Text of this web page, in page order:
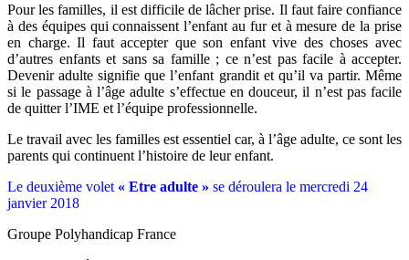
Pour les familles, il est difficile de lâcher prise. Il faut faire confiance
à des équipes qui connaissent l’enfant au fur et à mesure de la prise
en charge. Il faut accepter que son enfant vive des choses avec
d’autres enfants et sans sa famille ; ce n’est pas facile à accepter.
Devenir adulte signifie que l’enfant grandit et qu’il va partir. Même
si le passage à l’âge adulte s’effectue en douceur, il n’est pas facile
de quitter l’IME et l’équipe professionnelle.
Le travail avec les familles est essentiel car, à l’âge adulte, ce sont les
parents qui continuent l’histoire de leur enfant.
Le deuxième volet « Etre adulte » se déroulera le mercredi 24
janvier 2018
Groupe Polyhandicap France